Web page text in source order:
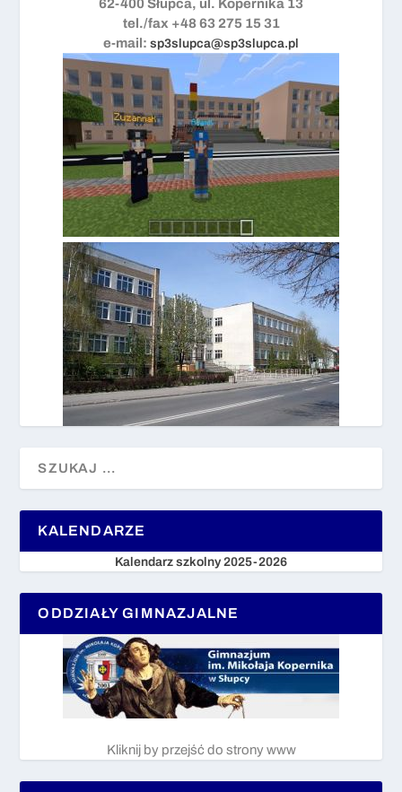
62-400 Słupca, ul. Kopernika 13
tel./fax +48 63 275 15 31
e-mail: sp3slupca@sp3slupca.pl
KALENDARZE
Kalendarz szkolny 2025-2026
ODDZIAŁY GIMNAZJALNE
Kliknij by przejść do strony www